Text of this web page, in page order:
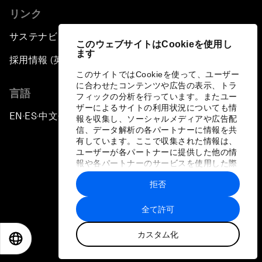
このウェブサイトはCookieを使用し
ます
このサイトではCookieを使って、ユーザー
に合わせたコンテンツや広告の表示、トラ
フィックの分析を行っています。またユー
ザーによるサイトの利用状況についても情
報を収集し、ソーシャルメディアや広告配
信、データ解析の各パートナーに情報を共
有しています。ここで収集された情報は、
ユーザーが各パートナーに提供した他の情
報や各パートナーのサービスを使用した際
に収集された情報と組み合わされ、各パー
トナーによって使用されることがありま
す。
全て許可
カスタム化
拒否
リンク
サステナビリティへの取り組み
採用情報 (英語のみ)
言語
EN ▪ES▪中文▪ 日本語
プライバシーポリシーと利用規約
サイトマップ
©
世界経済フォーラム